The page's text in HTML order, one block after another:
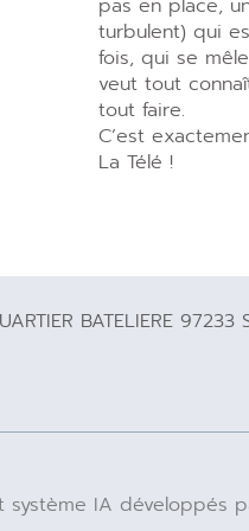
pas en place,
turbulent) qui
fois, qui se
veut tout
tout faire.
C’est
La Télé !
BATELIERE
IA développés